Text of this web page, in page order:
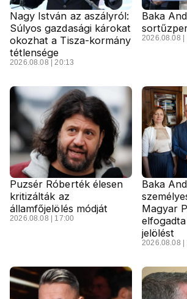
Nagy István az aszályról:
Súlyos gazdasági károkat
okozhat a Tisza-kormány
tétlensége
2026.08.08 | 20:13
Baka
2026.08.08 |
Puzsér Róberték élesen
kritizálták az
államfőjelölés módját
2026.08.08 | 17:00
Baka
Magyar
jelölést
2026.08.08 |